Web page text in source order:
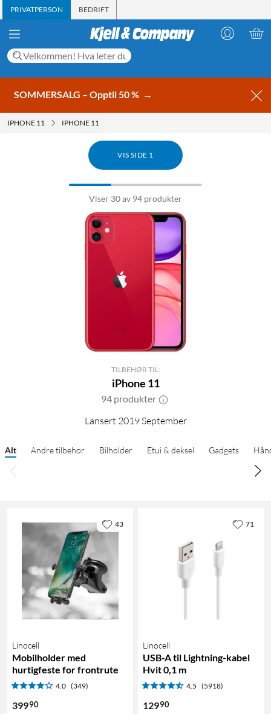
PRIVATPERSON BEDRIFT
SOMMERSALG – Opptil 50 % →
IPHONE 11 IPHONE 11
TILBEHØR TIL:
iPhone 11
94 produkter
Lansert 2019 September
Alt Andre tilbehør Bilholder Etui & deksel Gadgets
VIS SIDE 1
Viser 30 av 94 produkter
Linocell
Mobilholder med
hurtigfeste for frontrute
4.0 (349)
39990
43
Linocell
USB-A til Lightning-kabel
Hvit 0,1 m
4.5 (5918)
12990
71